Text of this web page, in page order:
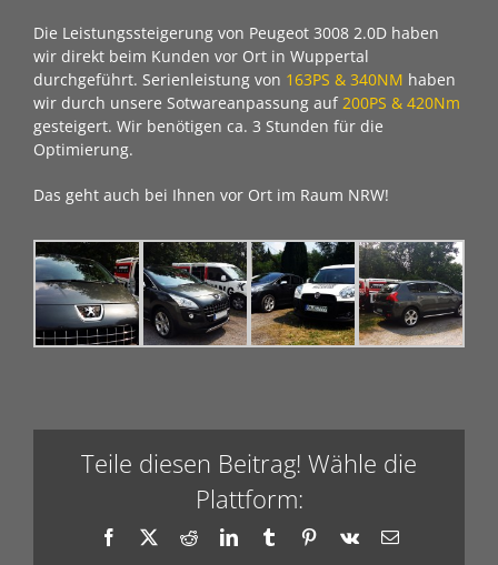
Die Leistungssteigerung von Peugeot 3008 2.0D haben
wir direkt beim Kunden vor Ort in Wuppertal
durchgeführt. Serienleistung von 163PS & 340NM haben
wir durch unsere Sotwareanpassung auf 200PS & 420Nm
gesteigert. Wir benötigen ca. 3 Stunden für die
Optimierung.
Das geht auch bei Ihnen vor Ort im Raum NRW!
Teile diesen Beitrag! Wähle die
Plattform:
Facebook
X RedditLinkedInTumblrPinterest
Vk
E-